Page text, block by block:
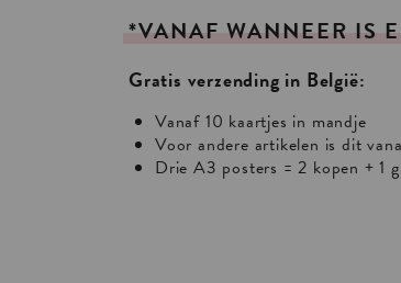
*VANAF WANNEER IS
Gratis verzending in België:
Vanaf 10 kaartjes in mandje
Voor andere artikelen is dit
Drie A3 posters = 2 kopen + 1